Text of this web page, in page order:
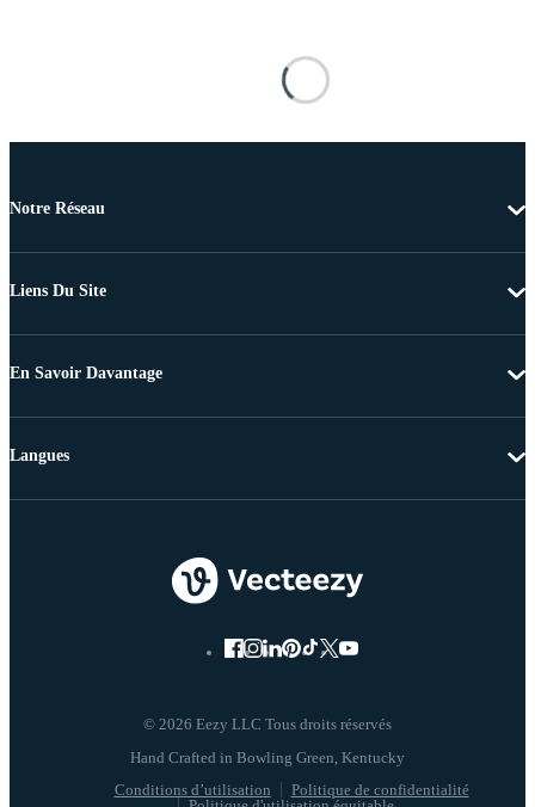
Notre Réseau
Liens Du Site
En Savoir Davantage
© 2026 Eezy LLC Tous droits réservés
Conditions d’utilisation
Politique de confidentialité
Langues